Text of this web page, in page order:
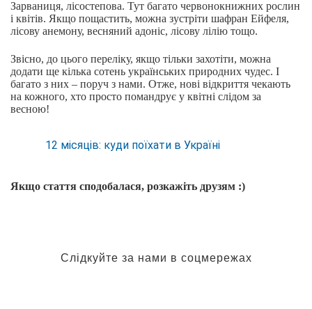
Зарваниця, лісостепова. Тут багато червонокнижних рослин
і квітів. Якщо пощастить, можна зустріти шафран Ейфеля,
лісову анемону, весняний адоніс, лісову лілію тощо.
Звісно, до цього переліку, якщо тільки захотіти, можна
додати ще кілька сотень українських природних чудес. І
багато з них – поруч з нами. Отже, нові відкриття чекають
на кожного, хто просто помандрує у квітні слідом за
весною!
12 місяців: куди поїхати в Україні
Якщо стаття сподобалася, розкажіть друзям :)
Слідкуйте за нами в соцмережах